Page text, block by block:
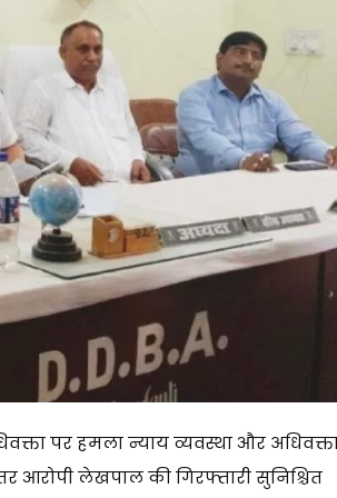
पर हमला न्याय व्यवस्था और
आरोपी लेखपाल की गिरफ्तारी सुनिश्चित